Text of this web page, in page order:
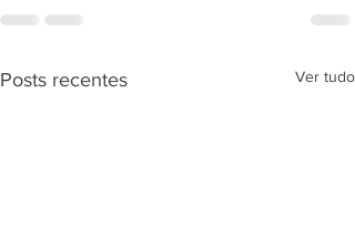
Posts recentes Ver tudo